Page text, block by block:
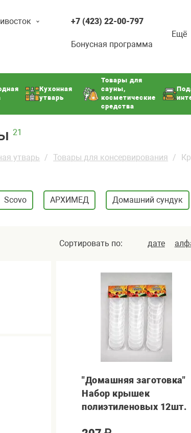
+7 (423) 22-00-797
Бонусная программа
Ещё
Кухонная
утварь
Товары для
сауны,
косметические
средства
21
утварь Товары для консервирования
Scovo АРХИМЕД Домашний сундук
Сортировать по: дате
"Домашняя заготовка"
Набор крышек
полиэтиленовых 12шт.